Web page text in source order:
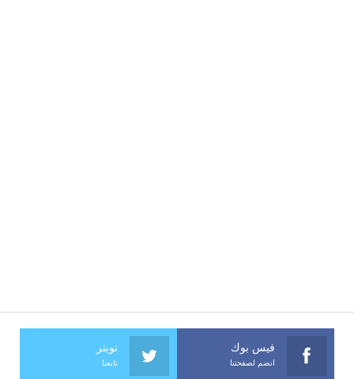
فيس بوك
انضم لصفحتنا
تويتر
تابعنا